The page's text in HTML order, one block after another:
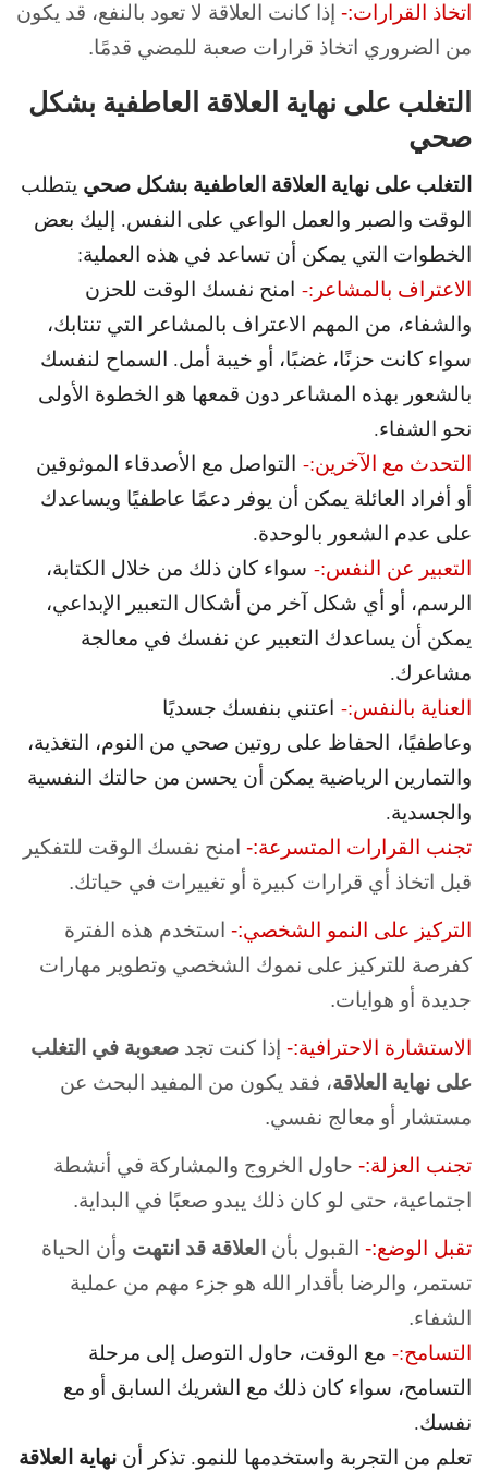
اتخاذ القرارات:- إذا كانت العلاقة لا تعود بالنفع، قد يكون
من الضروري اتخاذ قرارات صعبة للمضي قدمًا.
التغلب على نهاية العلاقة العاطفية بشكل
صحي
التغلب على نهاية العلاقة العاطفية بشكل صحي يتطلب
الوقت والصبر والعمل الواعي على النفس. إليك بعض
الخطوات التي يمكن أن تساعد في هذه العملية:
الاعتراف بالمشاعر:- امنح نفسك الوقت للحزن
والشفاء، من المهم الاعتراف بالمشاعر التي تنتابك،
سواء كانت حزنًا، غضبًا، أو خيبة أمل. السماح لنفسك
بالشعور بهذه المشاعر دون قمعها هو الخطوة الأولى
نحو الشفاء.
التحدث مع الآخرين:- التواصل مع الأصدقاء الموثوقين
أو أفراد العائلة يمكن أن يوفر دعمًا عاطفيًا ويساعدك
على عدم الشعور بالوحدة.
التعبير عن النفس:- سواء كان ذلك من خلال الكتابة،
الرسم، أو أي شكل آخر من أشكال التعبير الإبداعي،
يمكن أن يساعدك التعبير عن نفسك في معالجة
مشاعرك.
العناية بالنفس:- اعتني بنفسك جسديًا
وعاطفيًا، الحفاظ على روتين صحي من النوم، التغذية،
والتمارين الرياضية يمكن أن يحسن من حالتك النفسية
والجسدية.
تجنب القرارات المتسرعة:- امنح نفسك الوقت للتفكير
قبل اتخاذ أي قرارات كبيرة أو تغييرات في حياتك.
التركيز على النمو الشخصي:- استخدم هذه الفترة
كفرصة للتركيز على نموك الشخصي وتطوير مهارات
جديدة أو هوايات.
الاستشارة الاحترافية:- إذا كنت تجد صعوبة في التغلب
على نهاية العلاقة، فقد يكون من المفيد البحث عن
مستشار أو معالج نفسي.
تجنب العزلة:- حاول الخروج والمشاركة في أنشطة
اجتماعية، حتى لو كان ذلك يبدو صعبًا في البداية.
تقبل الوضع:- القبول بأن العلاقة قد انتهت وأن الحياة
تستمر، والرضا بأقدار الله هو جزء مهم من عملية
الشفاء.
التسامح:- مع الوقت، حاول التوصل إلى مرحلة
التسامح، سواء كان ذلك مع الشريك السابق أو مع
نفسك.
تعلم من التجربة واستخدمها للنمو. تذكر أن نهاية العلاقة